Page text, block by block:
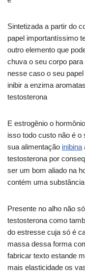
Sintetizada a partir do
papel importantíssimo
outro elemento que
chuva o seu corpo
nesse caso o seu
inibir a enzima
testosterona
E estrogênio o
isso todo custo não é o
sua alimentação inibina
testosterona por
ser um bom aliado na
contém uma
Presente no alho não
testosterona como
do estresse cuja só é
massa dessa forma
fabricar texto estande
mais elasticidade os